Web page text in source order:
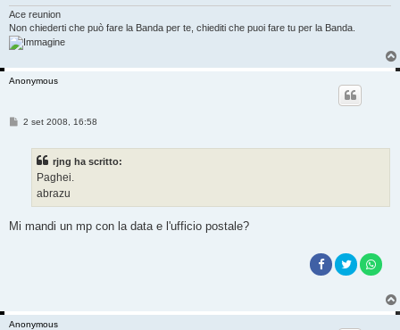
Ace reunion
Non chiederti che può fare la Banda per te, chiediti che puoi fare tu per la Banda.
Anonymous
M2 set 2008, 16:58
rjng ha scritto:
Paghei.
abrazu
Mi mandi un mp con la data e l'ufficio postale?
Anonymous